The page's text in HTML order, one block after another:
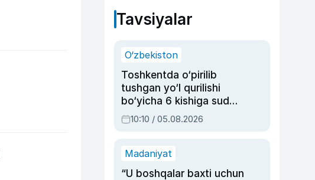
Tavsiyalar
O‘zbekiston
Toshkentda o‘pirilib
tushgan yo‘l qurilishi
bo‘yicha 6 kishiga sud
hukmi o‘qildi
10:10 / 05.08.2026
Madaniyat
“U boshqalar baxti uchun